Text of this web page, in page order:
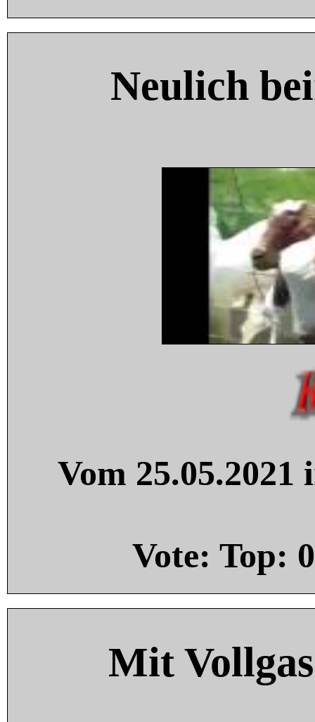
Neulich
Vom
Vote: Top: 0
Mit